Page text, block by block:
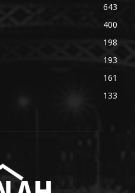
643
400
198
193
161
133